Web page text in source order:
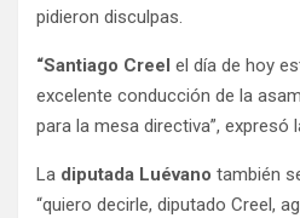
pidieron disculpas.
“Santiago Creel el día de hoy
excelente conducción de la
para la mesa directiva”, expresó
La diputada Luévano también
“quiero decirle, diputado Creel,